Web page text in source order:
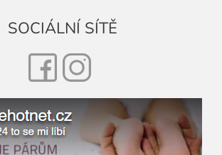
SOCIÁLNÍ SÍTĚ
FacebookInstagram